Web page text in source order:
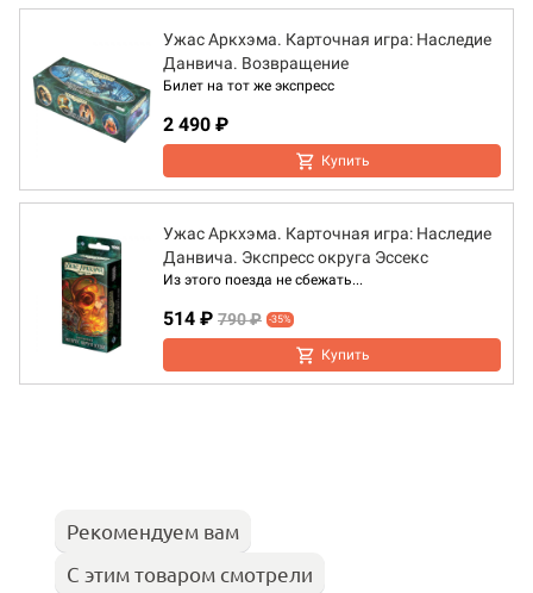
Ужас Аркхэма. Карточная игра: Наследие
Данвича. Возвращение
Билет на тот же экспресс
2 490 ₽
Купить
Ужас Аркхэма. Карточная игра: Наследие
Данвича. Экспресс округа Эссекс
Из этого поезда не сбежать...
514 ₽ 790 ₽ -35%
Купить
Рекомендуем вам
С этим товаром смотрели